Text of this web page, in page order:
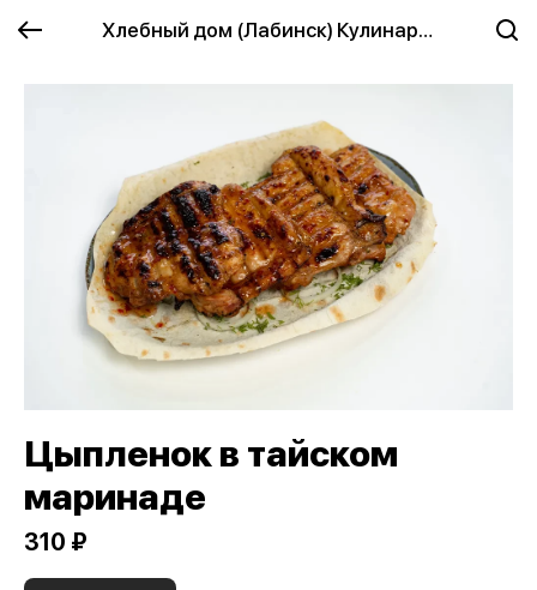
Хлебный дом (Лабинск) Кулинария
Цыпленок в тайском
маринаде
310 ₽